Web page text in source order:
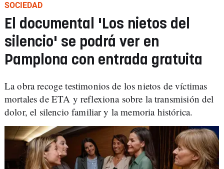
SOCIEDAD
El documental 'Los nietos del
silencio' se podrá ver en
Pamplona con entrada gratuita
La obra recoge testimonios de los nietos de víctimas
mortales de ETA y reflexiona sobre la transmisión del
dolor, el silencio familiar y la memoria histórica.